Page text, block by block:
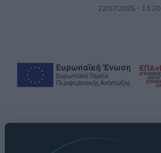
22/07/2026 - 13:20